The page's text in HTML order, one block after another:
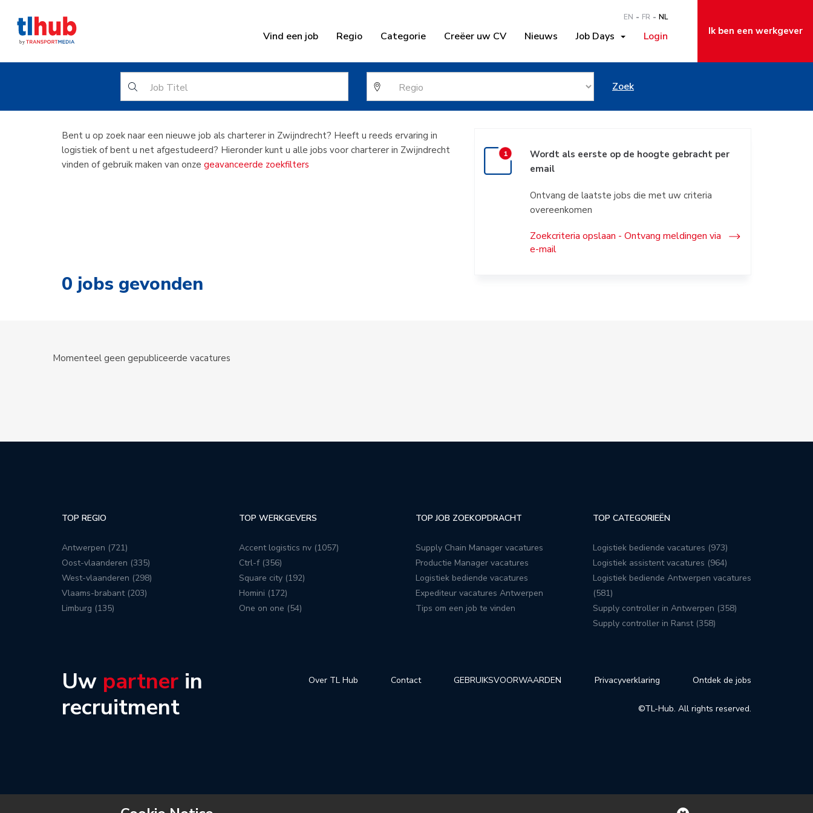
EN FR NL
Vind een job Regio Categorie Creëer uw CV Nieuws Job Days Login Ik ben een werkgever
Zoek
Charterer in Zwijndrecht
Bent u op zoek naar een nieuwe job als charterer in Zwijndrecht? Heeft u reeds ervaring in
logistiek of bent u net afgestudeerd? Hieronder kunt u alle jobs voor charterer in Zwijndrecht
vinden of gebruik maken van onze geavanceerde zoekfilters
Wordt als eerste op de hoogte gebracht per
email
Ontvang de laatste jobs die met uw criteria
overeenkomen
Zoekcriteria opslaan - Ontvang meldingen via
e-mail
0jobs gevonden
Momenteel geen gepubliceerde vacatures
TOP REGIO
Antwerpen (721)
Oost-vlaanderen (335)
West-vlaanderen (298)
Vlaams-brabant (203)
Limburg (135)
TOP WERKGEVERS
Accent logistics nv (1057)
Ctrl-f (356)
Square city (192)
Homini (172)
One on one (54)
TOP JOB ZOEKOPDRACHT
Supply Chain Manager vacatures
Productie Manager vacatures
Logistiek bediende vacatures
Expediteur vacatures Antwerpen
Tips om een job te vinden
TOP CATEGORIEËN
Logistiek bediende vacatures (973)
Logistiek assistent vacatures (964)
Logistiek bediende Antwerpen vacatures
(581)
Supply controller in Antwerpen (358)
Supply controller in Ranst (358)
Over TL Hub Contact GEBRUIKSVOORWAARDEN Privacyverklaring Ontdek de jobs
©TL-Hub. All rights reserved.
Uw partner in
recruitment